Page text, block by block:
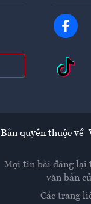
Bản quyền thuộc về
Mọi tin bài đăng lại
văn bản
Các trang